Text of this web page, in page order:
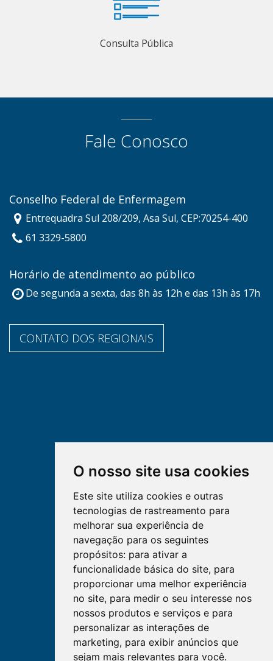
O nosso site usa cookies
Este site utiliza cookies e outras
tecnologias de rastreamento para
melhorar sua experiência de
navegação para os seguintes
propósitos: para ativar a
funcionalidade básica do site, para
proporcionar uma melhor experiência
no site, para medir o seu interesse nos
nossos produtos e serviços e para
personalizar as interações de
marketing, para exibir anúncios que
sejam mais relevantes para você.
Consulta Pública
Fale Conosco
Conselho Federal de Enfermagem
Entrequadra Sul 208/209, Asa Sul, CEP:70254-400
61 3329-5800
Horário de atendimento ao público
De segunda a sexta, das 8h às 12h e das 13h às 17h
CONTATO DOS REGIONAIS